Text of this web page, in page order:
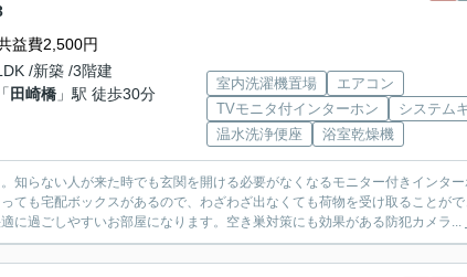
益費2,500円
/新築 /3階建
田崎橋 」駅 徒歩30分
室内洗濯機置場
エアコン
TVモニタ付インターホン
システム
温水洗浄便座
浴室乾燥機
知らない人が来た時でも玄関を開ける必要がなくなるモニター付きインタ
ても宅配ボックスがあるので、わざわざ出なくても荷物を受け取ることが
に過ごしやすいお部屋になります。空き巣対策にも効果がある防犯カメラ...